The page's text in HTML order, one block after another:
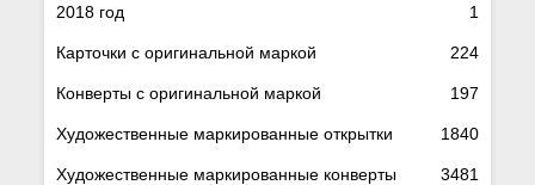
2018 год 1
Карточки с оригинальной маркой 224
Конверты с оригинальной маркой 197
Художественные маркированные открытки 1840
Художественные маркированные конверты 3481